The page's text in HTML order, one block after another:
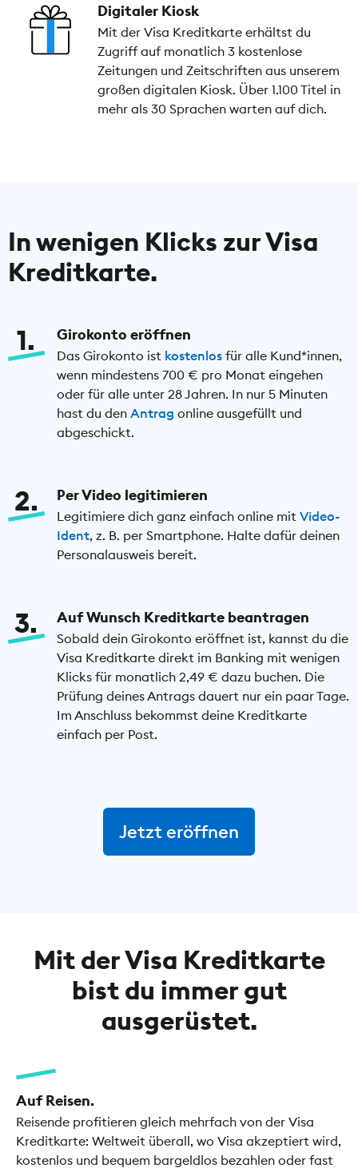
Digitaler Kiosk
Mit der Visa Kreditkarte erhältst du
Zugriff auf monatlich 3 kostenlose
Zeitungen und Zeitschriften aus unserem
großen digitalen Kiosk. Über 1.100 Titel in
mehr als 30 Sprachen warten auf dich.
In wenigen Klicks zur Visa
Kreditkarte.
1 Girokonto eröffnen
Das Girokonto ist kostenlosfür alle Kund*innen,
wenn mindestens 700 € pro Monat eingehen
oder für alle unter 28 Jahren. In nur 5 Minuten
hast du den Antrag online ausgefüllt und
abgeschickt.
2 Per Video legitimieren
Legitimiere dich ganz einfach online mit Video-
Ident, z. B. per Smartphone. Halte dafür deinen
Personalausweis bereit.
3 Auf Wunsch Kreditkarte beantragen
Sobald dein Girokonto eröffnet ist, kannst du die
Visa Kreditkarte direkt im Banking mit wenigen
Klicks für monatlich 2,49 € dazu buchen. Die
Prüfung deines Antrags dauert nur ein paar Tage.
Im Anschluss bekommst deine Kreditkarte
einfach per Post.
Jetzt eröffnen
Mit der Visa Kreditkarte
bist du immer gut
ausgerüstet.
Auf Reisen.
Reisende profitieren gleich mehrfach von der Visa
Kreditkarte: Weltweit überall, wo Visa akzeptiert wird,
kostenlos und bequem bargeldlos bezahlen oder fast